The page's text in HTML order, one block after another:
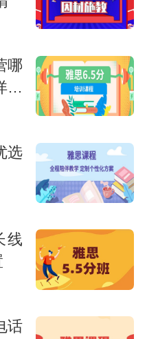
哪
细
选
线
话